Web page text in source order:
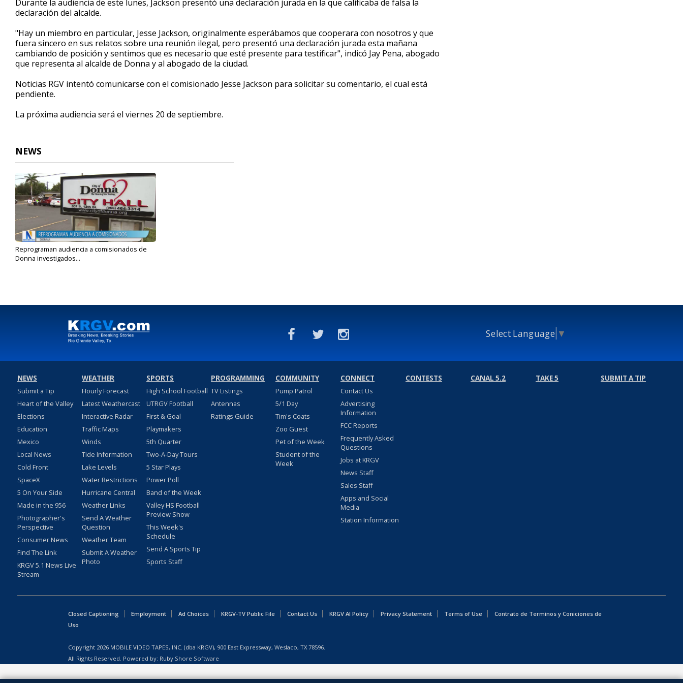
Durante la audiencia de este lunes, Jackson presentó una declaración jurada en la que calificaba de falsa la
declaración del alcalde.
"Hay un miembro en particular, Jesse Jackson, originalmente esperábamos que cooperara con nosotros y que
fuera sincero en sus relatos sobre una reunión ilegal, pero presentó una declaración jurada esta mañana
cambiando de posición y sentimos que es necesario que esté presente para testificar", indicó Jay Pena, abogado
que representa al alcalde de Donna y al abogado de la ciudad.
Noticias RGV intentó comunicarse con el comisionado Jesse Jackson para solicitar su comentario, el cual está
pendiente.
La próxima audiencia será el viernes 20 de septiembre.
NEWS
Reprograman audiencia a comisionados de
Donna investigados...
Select Language ▼
NEWS
Submit a Tip
Heart of the Valley
Elections
Education
Mexico
Local News
Cold Front
SpaceX
5 On Your Side
Made in the 956
Photographer's
Perspective
Consumer News
Find The Link
KRGV 5.1 News Live
Stream
WEATHER
Hourly Forecast
Latest Weathercast
Interactive Radar
Traffic Maps
Winds
Tide Information
Lake Levels
Water Restrictions
Hurricane Central
Weather Links
Send A Weather
Question
Weather Team
Submit A Weather
Photo
SPORTS
High School Football
UTRGV Football
First & Goal
Playmakers
5th Quarter
Two-A-Day Tours
5 Star Plays
Power Poll
Band of the Week
Valley HS Football
Preview Show
This Week's
Schedule
Send A Sports Tip
Sports Staff
PROGRAMMING
TV Listings
Antennas
Ratings Guide
COMMUNITY
Pump Patrol
5/1 Day
Tim's Coats
Zoo Guest
Pet of the Week
Student of the
Week
CONNECT
Contact Us
Advertising
Information
FCC Reports
Frequently Asked
Questions
Jobs at KRGV
News Staff
Sales Staff
Apps and Social
Media
Station Information
CONTESTS CANAL 5.2 TAKE 5 SUBMIT A TIP
Closed Captioning Employment Ad Choices KRGV-TV Public File Contact Us KRGV AI Policy Privacy Statement Terms of Use
Contrato de Terminos y Coniciones de
Uso
Copyright 2026 MOBILE VIDEO TAPES, INC. (dba KRGV), 900 East Expressway, Weslaco, TX 78596.
All Rights Reserved. Powered by: Ruby Shore Software